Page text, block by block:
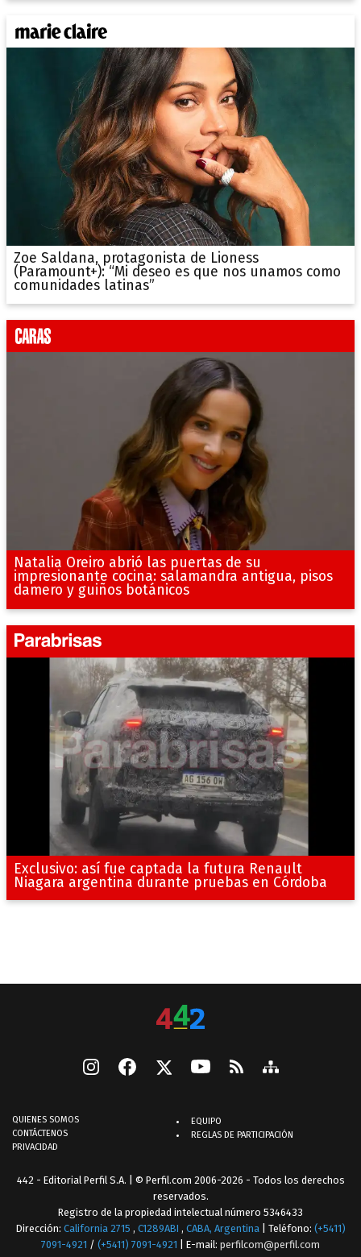
Zoe Saldana, protagonista de Lioness
(Paramount+): “Mi deseo es que nos unamos como
comunidades latinas”
Natalia Oreiro abrió las puertas de su
impresionante cocina: salamandra antigua, pisos
damero y guiños botánicos
Exclusivo: así fue captada la futura Renault
Niagara argentina durante pruebas en Córdoba
QUIENES SOMOS
CONTÁCTENOS
PRIVACIDAD
EQUIPO
REGLAS DE PARTICIPACIÓN
442 - Editorial Perfil S.A. | © Perfil.com 2006-2026 - Todos los derechos
reservados.
Registro de la propiedad intelectual número 5346433
Dirección: California 2715 , C1289ABI , CABA, Argentina | Teléfono: (+5411)
7091-4921 / (+5411) 7091-4921 | E-mail: perfilcom@perfil.com